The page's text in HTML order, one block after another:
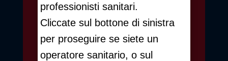

0240090222
professionisti sanitari.
Cliccate sul bottone di sinistra
per proseguire se siete un
operatore sanitario, o sul